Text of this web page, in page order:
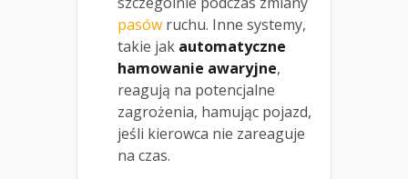
pasów ruchu. Inne systemy,
takie jak automatyczne
hamowanie awaryjne,
reagują na potencjalne
zagrożenia, hamując pojazd,
jeśli kierowca nie zareaguje
na czas.